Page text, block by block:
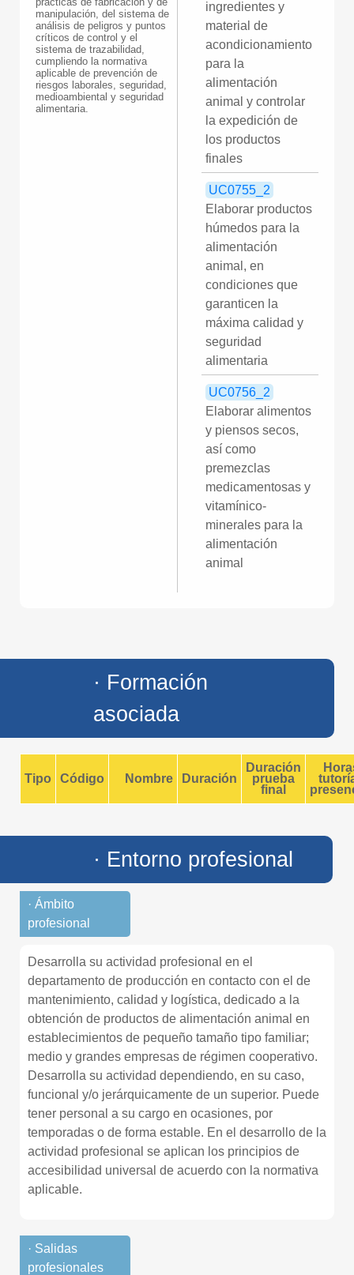
manipulación, del sistema de
análisis de peligros y puntos
críticos de control y el
sistema de trazabilidad,
cumpliendo la normativa
aplicable de prevención de
riesgos laborales, seguridad,
medioambiental y seguridad
alimentaria.
ingredientes y
material de
acondicionamiento
para la
alimentación
animal y controlar
la expedición de
los productos
finales
UC0755_2
Elaborar productos
húmedos para la
alimentación
animal, en
condiciones que
garanticen la
máxima calidad y
seguridad
alimentaria
UC0756_2
Elaborar alimentos
y piensos secos,
así como
premezclas
medicamentosas y
vitamínico-
minerales para la
alimentación
animal
· Formación
asociada
Tipo Código Nombre Duración
Duración
prueba
final
· Entorno profesional
· Ámbito
profesional
Desarrolla su actividad profesional en el
departamento de producción en contacto con el de
mantenimiento, calidad y logística, dedicado a la
obtención de productos de alimentación animal en
establecimientos de pequeño tamaño tipo familiar;
medio y grandes empresas de régimen cooperativo.
Desarrolla su actividad dependiendo, en su caso,
funcional y/o jerárquicamente de un superior. Puede
tener personal a su cargo en ocasiones, por
temporadas o de forma estable. En el desarrollo de la
actividad profesional se aplican los principios de
accesibilidad universal de acuerdo con la normativa
aplicable.
· Salidas
profesionales